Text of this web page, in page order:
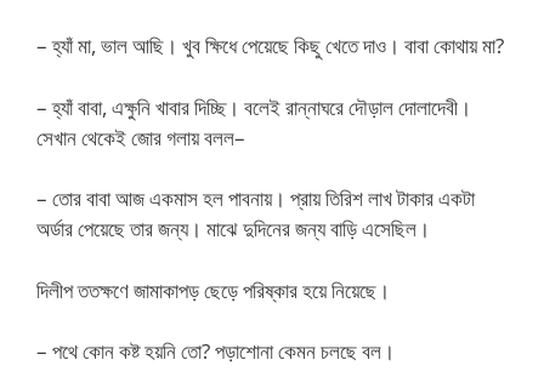
– হ্যাঁ মা, ভাল আছি। খুব ক্ষিধে পেয়েছে কিছু খেতে দাও। বাবা কোথায় মা?
– হ্যাঁ বাবা, এক্ষুনি খাবার দিচ্ছি। বলেই রান্নাঘরে দৌড়াল দোলাদেবী।
সেখান থেকেই জোর গলায় বলল–
– তোর বাবা আজ একমাস হল পাবনায়। প্রায় তিরিশ লাখ টাকার একটা
অর্ডার পেয়েছে তার জন্য। মাঝে দুদিনের জন্য বাড়ি এসেছিল।
দিলীপ ততক্ষণে জামাকাপড় ছেড়ে পরিষ্কার হয়ে নিয়েছে।
– পথে কোন কষ্ট হয়নি তো? পড়াশোনা কেমন চলছে বল।